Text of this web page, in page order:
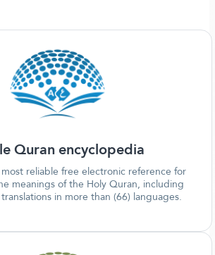
Quran encyclopedia
reliable free electronic reference for
meanings of the Holy Quran, including
in more than (66) languages.